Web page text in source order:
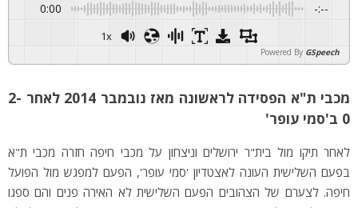
0:00 -:--
1x
Powered By GSpeech
מכבי ת"א הפסידה לראשונה מאז נובמבר 2014 לאחר 2-
0 ב'סמי עופר'
לאחר תיקו מול בית"ר ירושלים וניצחון על מכבי חיפה חזרה מכבי ת"א
בפעם השלישית העונה לאצטדיון 'סמי עופר', הפעם למפגש מול הפועל
חיפה. לצערם של הצהובים הפעם השלישית לא האירה פנים והם ספגו